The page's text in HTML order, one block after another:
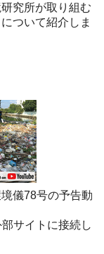
究所が取り組む
ついて紹介しま
儀78号の予告動
部サイトに接続し